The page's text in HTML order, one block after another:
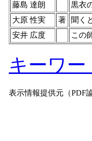
藤島 達朗
黒衣
大原 性実
著
聞く
安井 広度
この
キーワー
表示情報提供元（PDF